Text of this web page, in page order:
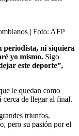
| Foto: AFP
periodista, ni siquiera
yo mismo. Sigo
este deporte”,
le quedan como
cerca de llegar al final.
triunfos,
pero su pasión por el